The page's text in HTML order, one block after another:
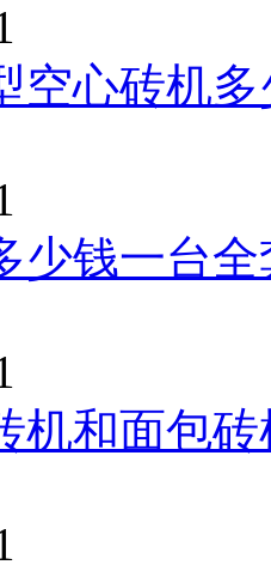
空心砖机
少钱一台
机和面包